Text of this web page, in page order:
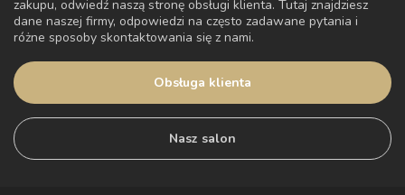
zakupu, odwiedź naszą stronę obsługi klienta. Tutaj znajdziesz
dane naszej firmy, odpowiedzi na często zadawane pytania i
różne sposoby skontaktowania się z nami.
Obsługa klienta
Nasz salon